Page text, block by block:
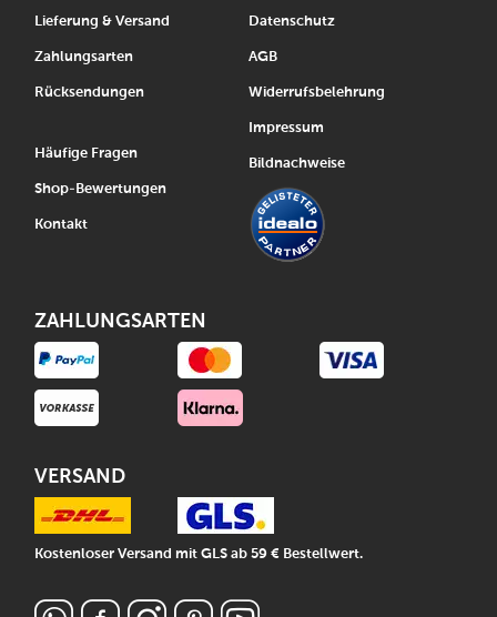
Lieferung & Versand
Zahlungsarten
Rücksendungen
Häufige Fragen
Shop-Bewertungen
Kontakt
Datenschutz
AGB
Widerrufsbelehrung
Impressum
Bildnachweise
ZAHLUNGSARTEN
VERSAND
Kostenloser Versand mit GLS ab 59 € Bestellwert.